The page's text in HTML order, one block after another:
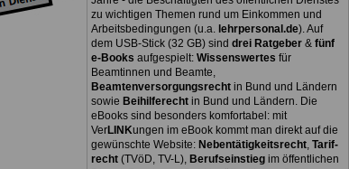
zu wichtigen Themen rund um Einkommen und
Arbeitsbedingungen (u.a. lehrpersonal.de). Auf
dem USB-Stick (32 GB) sind drei Ratgeber & fünf
e-Books aufgespielt: Wissenswertes für
Beamtinnen und Beamte,
Beamtenversorgungsrecht in Bund und Ländern
sowie Beihilferecht in Bund und Ländern. Die
eBooks sind besonders komfortabel: mit
VerLINKungen im eBook kommt man direkt auf die
gewünschte Website: Nebentätigkeitsrecht, Tarif-
recht (TVöD, TV-L), Berufseinstieg im öffentlichen